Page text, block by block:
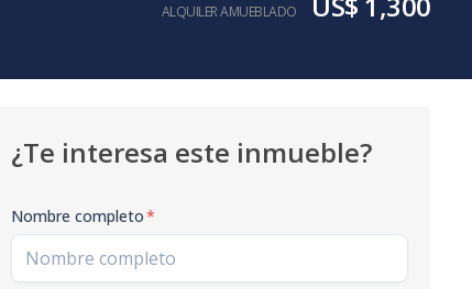
ALQUILER AMUEBLADO
¿Te interesa este inmueble?
Nombre completo*